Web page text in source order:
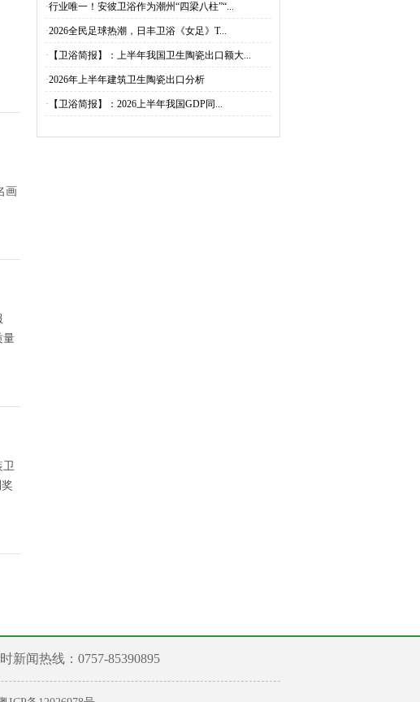
画
量
卫
·行业唯一！安彼卫浴作为潮州“四梁八柱”“...
·2026全民足球热潮，日丰卫浴《女足》T...
· 【卫浴简报】：上半年我国卫生陶瓷出口额大...
·2026年上半年建筑卫生陶瓷出口分析
· 【卫浴简报】：2026上半年我国GDP同...
新闻热线：0757-85390895